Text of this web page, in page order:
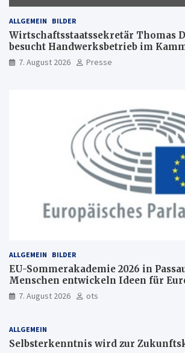
ALLGEMEIN BILDER
Wirtschaftsstaatssekretär Thomas
besucht Handwerksbetrieb im
Freiburg
7. August 2026 Presse
ALLGEMEIN BILDER
EU-Sommerakademie 2026 in
Menschen entwickeln Ideen für
7. August 2026 ots
ALLGEMEIN
Selbsterkenntnis wird zur